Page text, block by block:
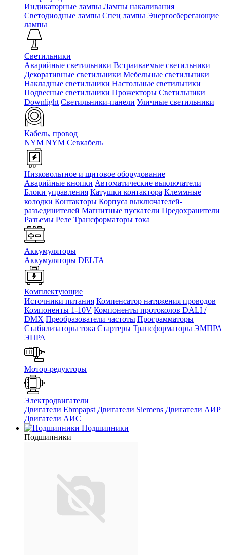
Индикаторные лампы Лампы накаливания
Светодиодные лампы Спец лампы Энергосберегающие
лампы
Светильники
Аварийные светильники Встраиваемые светильники
Декоративные светильники Мебельные светильники
Накладные светильники Настольные светильники
Подвесные светильники Прожекторы Светильники
Downlight Светильники-панели Уличные светильники
Кабель, провод
NYM NYM Севкабель
Низковольтное и щитовое оборудование
Аварийные кнопки Автоматические выключатели
Блоки управления Катушки контактора Клеммные
колодки Контакторы Корпуса выключателей-
разъединителей Магнитные пускатели Предохранители
Разъемы Реле Трансформаторы тока
Аккумуляторы
Аккумуляторы DELTA
Комплектующие
Источники питания Компенсатор натяжения проводов
Компоненты 1-10V Компоненты протоколов DALI /
DMX Преобразователи частоты Программаторы
Стабилизаторы тока Стартеры Трансформаторы ЭМПРА
ЭПРА
Мотор-редукторы
Электродвигатели
Двигатели Ebmpapst Двигатели Siemens Двигатели АИР
Двигатели АИС
Подшипники
Подшипники